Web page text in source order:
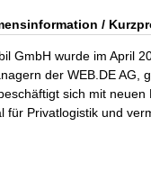
/
GmbH wurde im April
der WEB.DE AG,
sich mit
für Privatlogistik und